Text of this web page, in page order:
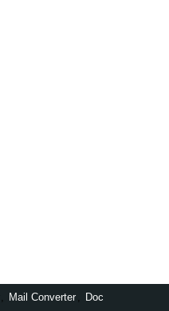
Mail Converter Doc